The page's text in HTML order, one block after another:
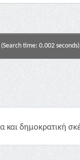
time: 0.002
και δημοκρατική